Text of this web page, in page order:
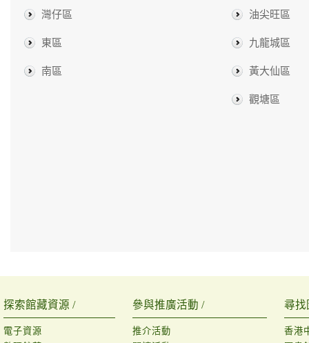
灣仔區
東區
南區
油尖旺區
九龍城區
黃大仙區
觀塘區
探索館藏資源 /
電子資源
參與推廣活動 /
推介活動
尋找
香港